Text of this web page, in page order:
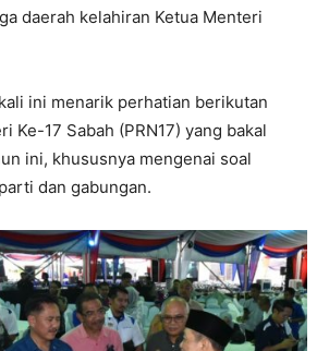
daerah kelahiran Ketua Menteri
ini menarik perhatian berikutan
Ke-17 Sabah (PRN17) yang bakal
ini, khususnya mengenai soal
dan gabungan.